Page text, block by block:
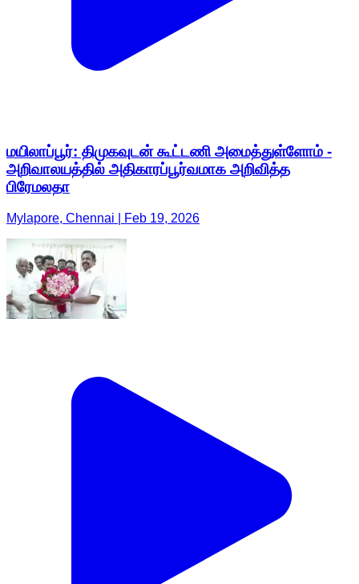
மயிலாப்பூர்: திமுகவுடன் கூட்டணி அமைத்துள்ளோம் -
அறிவாலயத்தில் அதிகாரப்பூர்வமாக அறிவித்த
பிரேமலதா
Mylapore, Chennai | Feb 19, 2026